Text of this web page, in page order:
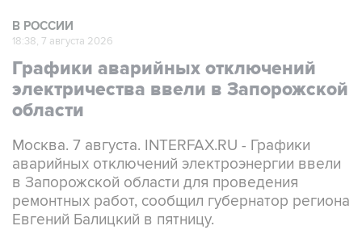
В РОССИИ
18:38, 7 августа 2026
Графики аварийных отключений
электричества ввели в Запорожской
области
Москва. 7 августа. INTERFAX.RU - Графики
аварийных отключений электроэнергии ввели
в Запорожской области для проведения
ремонтных работ, сообщил губернатор региона
Евгений Балицкий в пятницу.